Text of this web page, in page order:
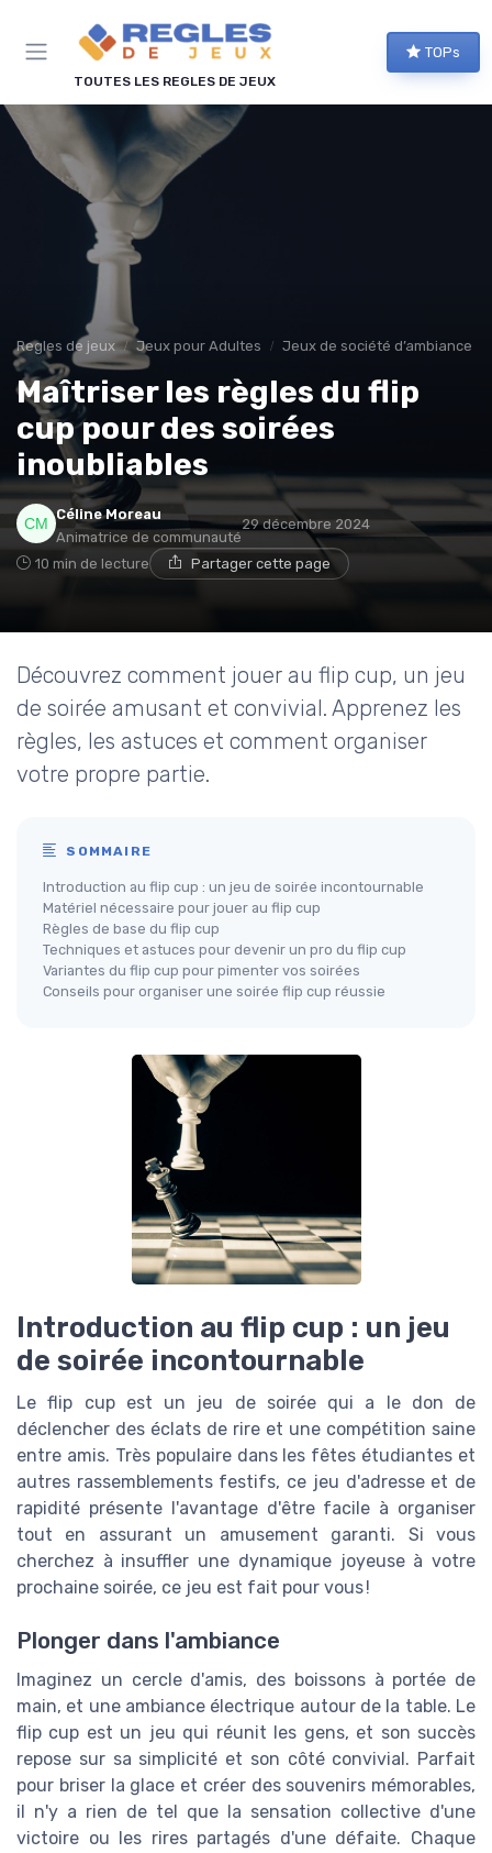
TOUTES LES REGLES DE JEUX
TOPs
Regles de jeux Jeux pour Adultes Jeux de société d’ambiance
Maîtriser les règles du flip
cup pour des soirées
inoubliables
Céline Moreau
Animatrice de communauté
29 décembre 2024
10 min de lecture Partager cette page
Découvrez comment jouer au flip cup, un jeu
de soirée amusant et convivial. Apprenez les
règles, les astuces et comment organiser
votre propre partie.
SOMMAIRE
Introduction au flip cup : un jeu de soirée incontournable
Matériel nécessaire pour jouer au flip cup
Règles de base du flip cup
Techniques et astuces pour devenir un pro du flip cup
Variantes du flip cup pour pimenter vos soirées
Conseils pour organiser une soirée flip cup réussie
Introduction au flip cup : un jeu
de soirée incontournable
Le flip cup est un jeu de soirée qui a le don de
déclencher des éclats de rire et une compétition saine
entre amis. Très populaire dans les fêtes étudiantes et
autres rassemblements festifs, ce jeu d'adresse et de
rapidité présente l'avantage d'être facile à organiser
tout en assurant un amusement garanti. Si vous
cherchez à insuffler une dynamique joyeuse à votre
prochaine soirée, ce jeu est fait pour vous !
Plonger dans l'ambiance
Imaginez un cercle d'amis, des boissons à portée de
main, et une ambiance électrique autour de la table. Le
flip cup est un jeu qui réunit les gens, et son succès
repose sur sa simplicité et son côté convivial. Parfait
pour briser la glace et créer des souvenirs mémorables,
il n'y a rien de tel que la sensation collective d'une
victoire ou les rires partagés d'une défaite. Chaque